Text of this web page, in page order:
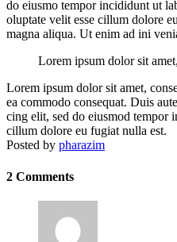
do eiusmo tempor incididunt ut
oluptate velit esse cillum dolore
magna aliqua. Ut enim ad ini
Lorem ipsum dolor sit
Lorem ipsum dolor sit amet,
ea commodo consequat. Duis
cing elit, sed do eiusmod tempor
cillum dolore eu fugiat nulla est.
Posted by pharazim
2 Comments